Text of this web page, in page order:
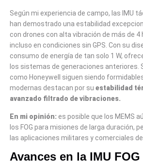
Según mi experiencia de campo, las IMU
han demostrado una estabilidad
con drones con alta vibración de más de 4
incluso en condiciones sin GPS. Con su
consumo de energía de tan solo 1 W,
los sistemas de generaciones anteriores.
como Honeywell siguen siendo
modernas destacan por su estabilidad
avanzado filtrado de vibraciones.
En mi opinión: es posible que los MEMS
los FOG para misiones de larga duración,
las aplicaciones militares y comerciales
Avances en la IMU